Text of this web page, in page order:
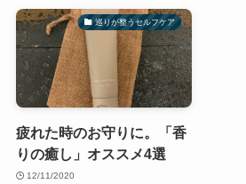
巡りが整うセルフケア
疲れた時のお守りに。「香
りの癒し」オススメ4選
12/11/2020